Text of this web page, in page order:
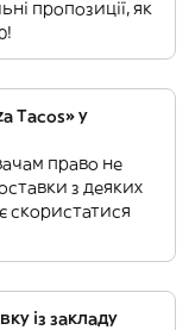
пропозиції, як
Tacos» у
право не
з деяких
скористатися
із закладу